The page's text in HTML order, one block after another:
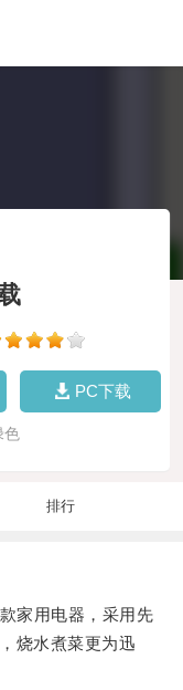
PC下载
色
排行
家用电器，采用先
烧水煮菜更为迅